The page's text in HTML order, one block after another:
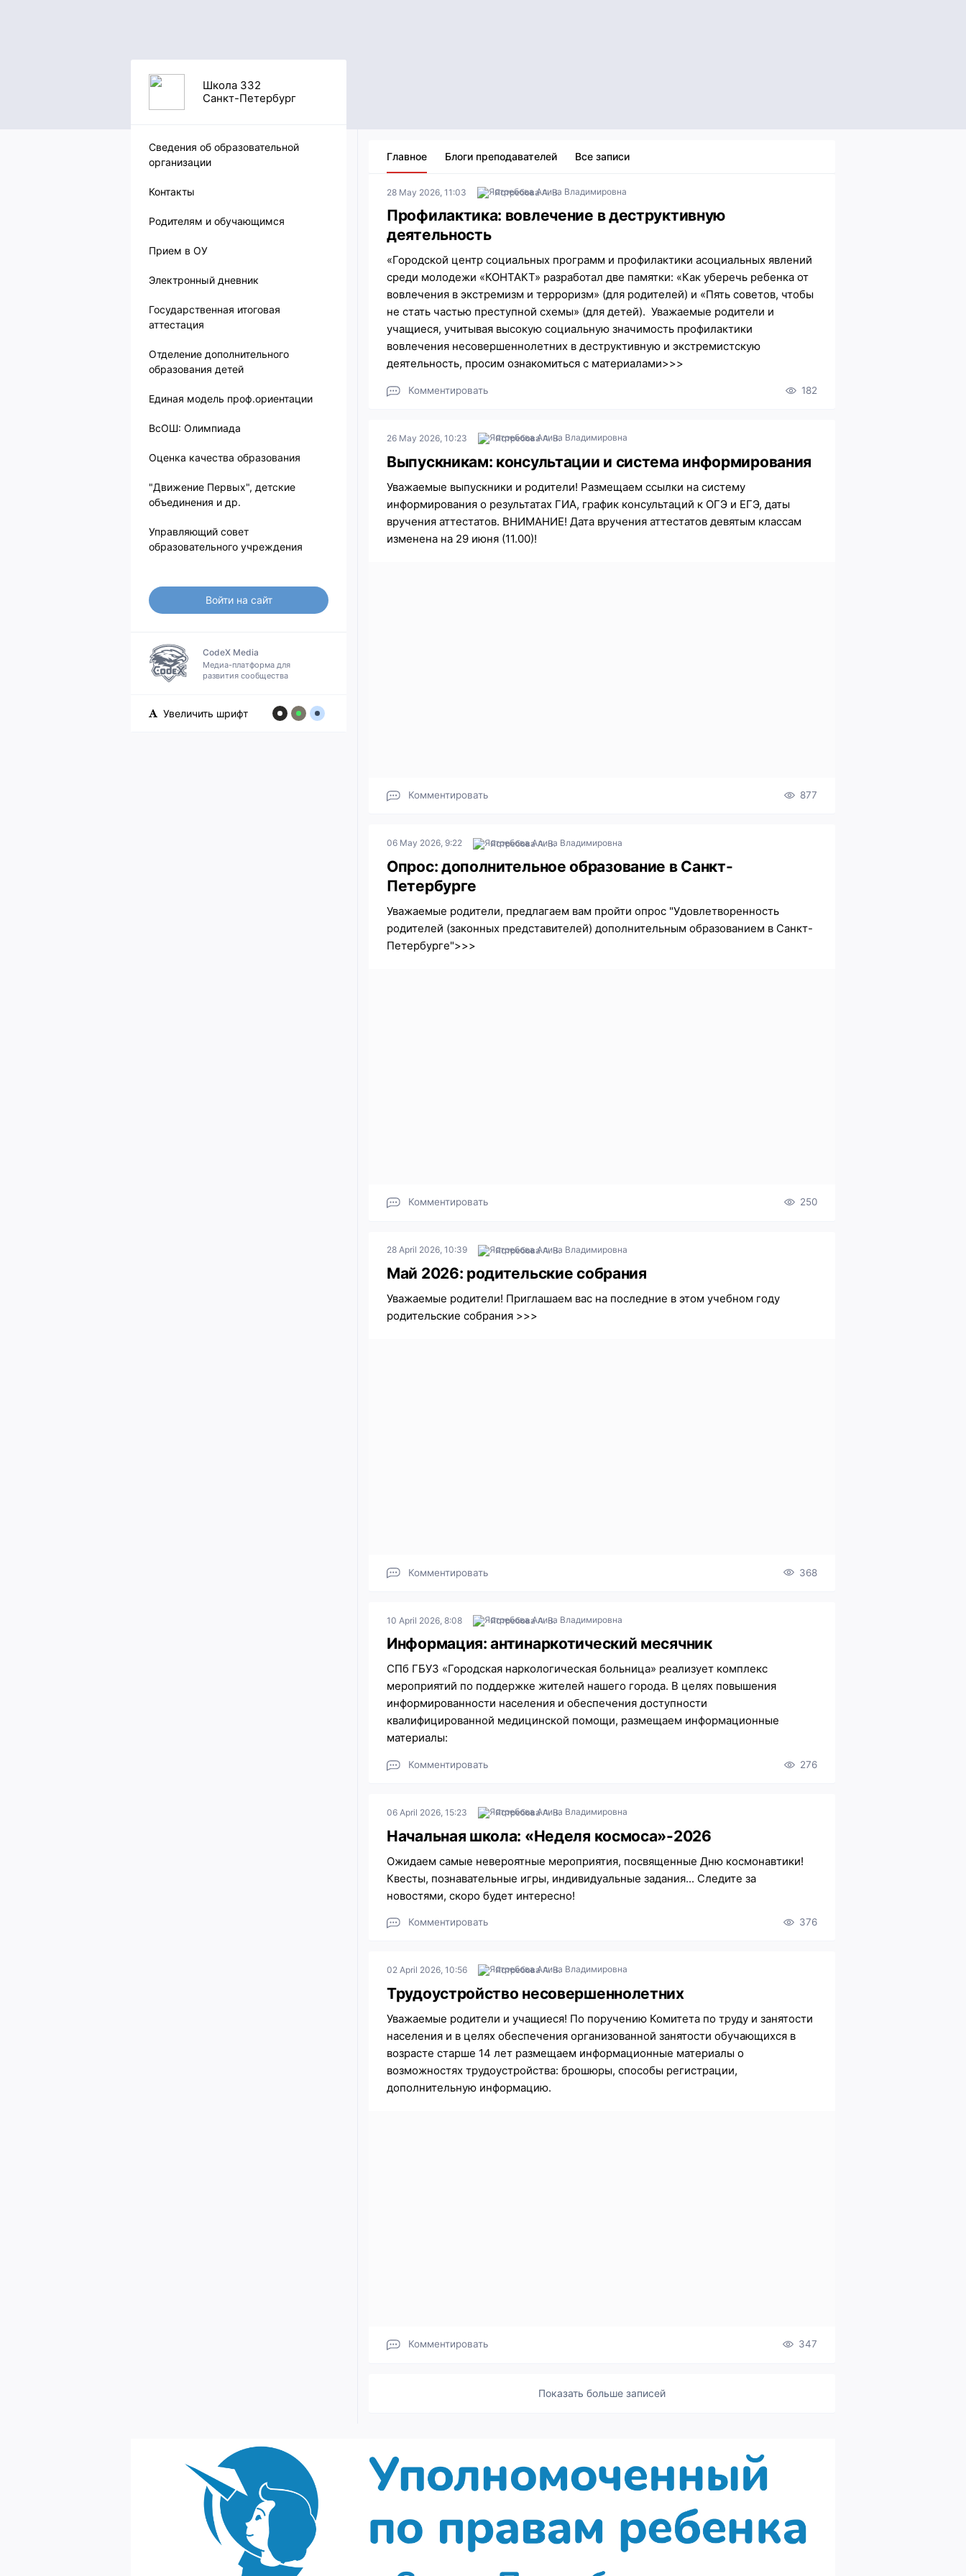
Школа 332
Санкт-Петербург
Сведения об образовательной
организации
Контакты
Родителям и обучающимся
Прием в ОУ
Электронный дневник
Государственная итоговая
аттестация
Отделение дополнительного
образования детей
Единая модель проф.ориентации
ВсОШ: Олимпиада
Оценка качества образования
"Движение Первых", детские
объединения и др.
Управляющий совет
образовательного учреждения
Войти на сайт
CodeX Media
Медиа-платформа для
развития сообщества
Увеличить шрифт
Главное Блоги преподавателей Все записи
28 May 2026, 11:03 Ястребова А. В.
Профилактика: вовлечение в деструктивную
деятельность
«Городской центр социальных программ и профилактики асоциальных явлений
среди молодежи «КОНТАКТ» разработал две памятки: «Как уберечь ребенка от
вовлечения в экстремизм и терроризм» (для родителей) и «Пять советов, чтобы
не стать частью преступной схемы» (для детей). Уважаемые родители и
учащиеся, учитывая высокую социальную значимость профилактики
вовлечения несовершеннолетних в деструктивную и экстремистскую
деятельность, просим ознакомиться с материалами>>>
Комментировать 182
26 May 2026, 10:23 Ястребова А. В.
Выпускникам: консультации и система информирования
Уважаемые выпускники и родители! Размещаем ссылки на систему
информирования о результатах ГИА, график консультаций к ОГЭ и ЕГЭ, даты
вручения аттестатов. ВНИМАНИЕ! Дата вручения аттестатов девятым классам
изменена на 29 июня (11.00)!
Комментировать 877
06 May 2026, 9:22 Ястребова А. В.
Опрос: дополнительное образование в Санкт-
Петербурге
Уважаемые родители, предлагаем вам пройти опрос "Удовлетворенность
родителей (законных представителей) дополнительным образованием в Санкт-
Петербурге">>>
Комментировать 250
28 April 2026, 10:39 Ястребова А. В.
Май 2026: родительские собрания
Уважаемые родители! Приглашаем вас на последние в этом учебном году
родительские собрания >>>
Комментировать 368
10 April 2026, 8:08 Ястребова А. В.
Информация: антинаркотический месячник
СПб ГБУЗ «Городская наркологическая больница» реализует комплекс
мероприятий по поддержке жителей нашего города. В целях повышения
информированности населения и обеспечения доступности
квалифицированной медицинской помощи, размещаем информационные
материалы:
Комментировать 276
06 April 2026, 15:23 Ястребова А. В.
Начальная школа: «Неделя космоса»-2026
Ожидаем самые невероятные мероприятия, посвященные Дню космонавтики!
Квесты, познавательные игры, индивидуальные задания... Следите за
новостями, скоро будет интересно!
Комментировать 376
02 April 2026, 10:56 Ястребова А. В.
Трудоустройство несовершеннолетних
Уважаемые родители и учащиеся! По поручению Комитета по труду и занятости
населения и в целях обеспечения организованной занятости обучающихся в
возрасте старше 14 лет размещаем информационные материалы о
возможностях трудоустройства: брошюры, способы регистрации,
дополнительную информацию.
Комментировать 347
Показать больше записей